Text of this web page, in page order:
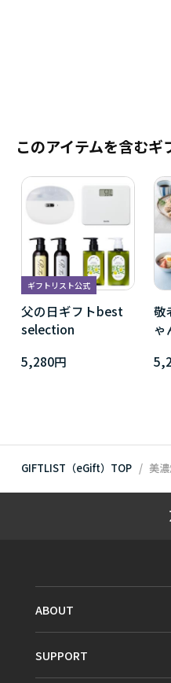
このアイテムを含むギ
ギフトリスト公式
父の日ギフトbest
selection
5,280円
敬
ゃ
GIFTLIST（eGift）TOP 美
ABOUT
SUPPORT